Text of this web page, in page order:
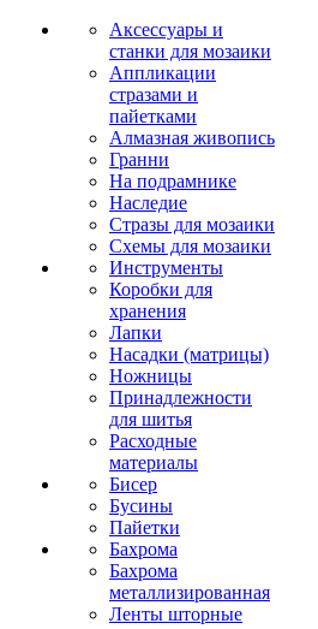
Аксессуары и
станки для мозаики
Аппликации
стразами и
пайетками
Алмазная живопись
Гранни
На подрамнике
Наследие
Стразы для мозаики
Схемы для мозаики
Инструменты
Коробки для
хранения
Лапки
Насадки (матрицы)
Ножницы
Принадлежности
для шитья
Расходные
материалы
Бисер
Бусины
Пайетки
Бахрома
Бахрома
металлизированная
Ленты шторные